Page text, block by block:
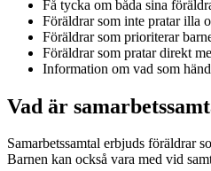
Få tycka om båda sina
Föräldrar som inte pratar illa
Föräldrar som prioriterar
Föräldrar som pratar direkt
Information om vad som
Vad är
Samarbetssamtal erbjuds föräldrar
Barnen kan också vara med vid